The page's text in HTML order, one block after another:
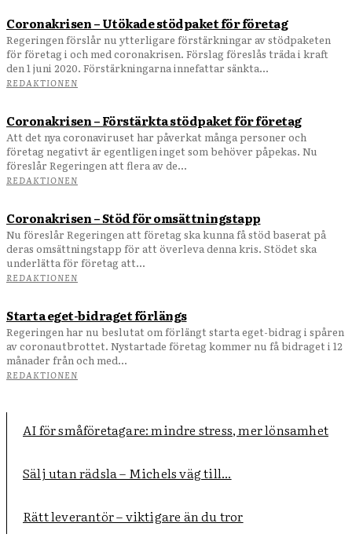
Coronakrisen – Utökade stödpaket för företag
Regeringen förslår nu ytterligare förstärkningar av stödpaketen
för företag i och med coronakrisen. Förslag föreslås träda i kraft
den 1 juni 2020. Förstärkningarna innefattar sänkta...
REDAKTIONEN
Coronakrisen – Förstärkta stödpaket för företag
Att det nya coronaviruset har påverkat många personer och
företag negativt är egentligen inget som behöver påpekas. Nu
föreslår Regeringen att flera av de...
REDAKTIONEN
Coronakrisen – Stöd för omsättningstapp
Nu föreslår Regeringen att företag ska kunna få stöd baserat på
deras omsättningstapp för att överleva denna kris. Stödet ska
underlätta för företag att...
REDAKTIONEN
Starta eget-bidraget förlängs
Regeringen har nu beslutat om förlängt starta eget-bidrag i spåren
av coronautbrottet. Nystartade företag kommer nu få bidraget i 12
månader från och med...
REDAKTIONEN
AI för småföretagare: mindre stress, mer lönsamhet
Sälj utan rädsla – Michels väg till...
Rätt leverantör – viktigare än du tror